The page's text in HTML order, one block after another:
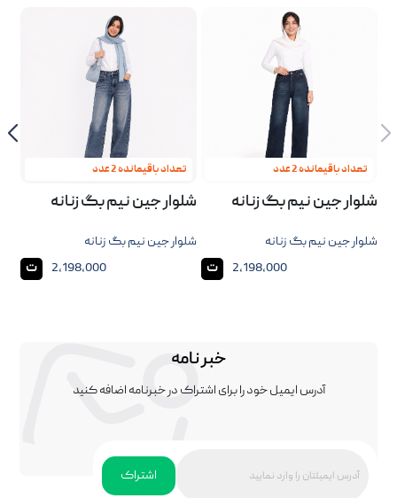
تعداد باقیمانده 2 عدد
شلوار جین نیم بگ زنانه
شلوار جین نیم بگ زنانه
2,198,000
ت
تعداد باقیمانده 2 عدد
شلوار جین نیم بگ زنانه
شلوار جین نیم بگ زنانه
2,198,000
ت
خبر نامه
آدرس ایمیل خود را برای اشتراک در خبرنامه اضافه کنید
اشتراک